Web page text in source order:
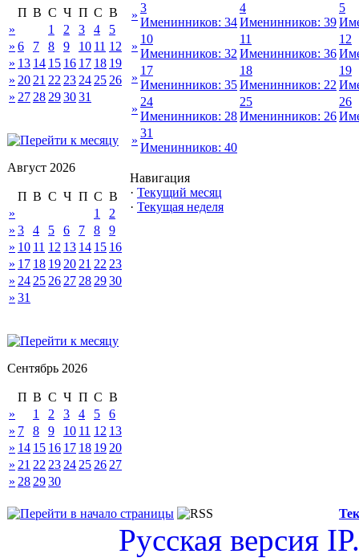
П В С Ч П С В
»
1 2 3 4
5
» 6 7 8 9 10 11 12
» 13 14 15 16 17 18 19
» 20 21 22 23 24 25 26
» 27 28 293031
Август 2026
П В С Ч П С В
»
1
2
» 3 4 5 6 7 8
9
» 10 11 12 13 14 15 16
» 17 18 19 20 21 22 23
» 24 25 26 27 28 2930
» 31
Сентябрь 2026
П В С Ч П С В
»
1 2 3 4 5
6
» 7 8 9 10 11 12 13
» 14 15 16 17 18 19 20
» 21 22 23 24 25 26 27
» 28 2930
»
3
Именинников: 34
4
Именинников: 39
5
»
10
Именинников: 32
11
Именинников: 36
12
»
17
Именинников: 35
18
Именинников: 22
19
»
24
Именинников: 28
25
Именинников: 26
26
»
31
Именинников: 40
Навигация
· Текущий месяц
· Текущая неделя
Русская версия